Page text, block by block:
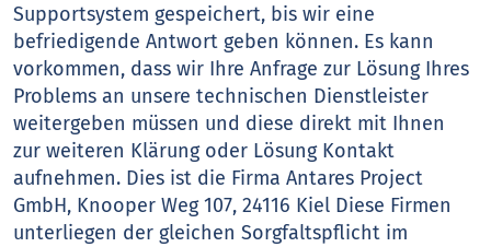
Supportsystem gespeichert, bis wir eine
befriedigende Antwort geben können. Es kann
vorkommen, dass wir Ihre Anfrage zur Lösung Ihres
Problems an unsere technischen Dienstleister
weitergeben müssen und diese direkt mit Ihnen
zur weiteren Klärung oder Lösung Kontakt
aufnehmen. Dies ist die Firma Antares Project
GmbH, Knooper Weg 107, 24116 Kiel Diese Firmen
unterliegen der gleichen Sorgfaltspflicht im